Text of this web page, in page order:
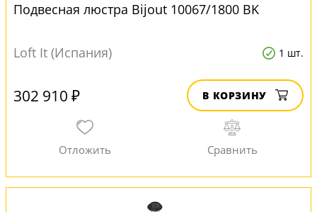
Подвесная люстра Bijout 10067/1800 BK
Loft It (Испания) 1 шт.
302 910 ₽ В КОРЗИНУ